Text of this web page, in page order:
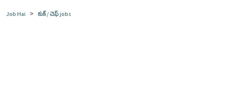
Job Hai > కుక్ / చెఫ్ jobs